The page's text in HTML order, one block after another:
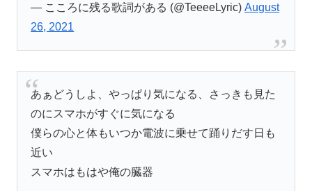
— こころに残る歌詞がある (@TeeeeLyric)August
26, 2021
あぁどうしよ、やっぱり気になる、さっきも見た
のにスマホがすぐに気になる
僕らの心と体もいつか電波に乗せて踊りだす日も
近い
スマホはもはや俺の臓器